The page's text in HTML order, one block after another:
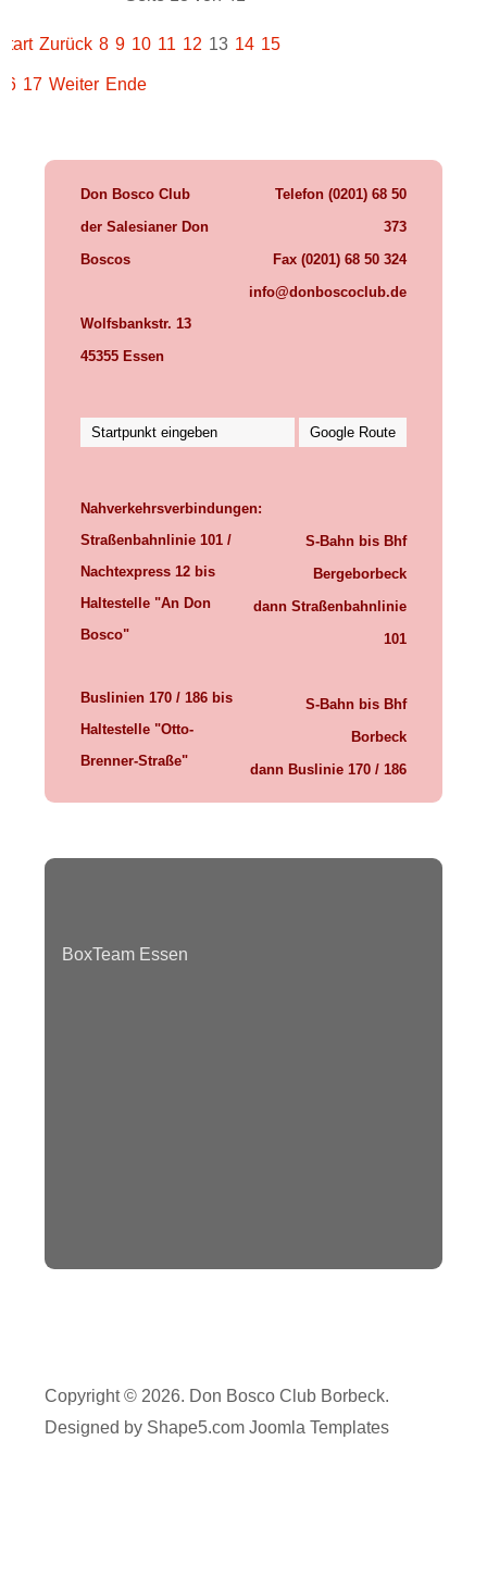
Zurück 8 9 10 11 12 13 14 15
17 Weiter Ende
Don Bosco Club
der Salesianer Don
Boscos
Wolfsbankstr. 13
45355 Essen
Telefon (0201) 68 50
373
Fax (0201) 68 50 324
info@donboscoclub.de
Nahverkehrsverbindungen:
Straßenbahnlinie 101 /
Nachtexpress 12 bis
Haltestelle "An Don
Bosco"
Buslinien 170 / 186 bis
Haltestelle "Otto-
Brenner-Straße"
S-Bahn bis Bhf
Bergeborbeck
dann Straßenbahnlinie
101
S-Bahn bis Bhf
Borbeck
dann Buslinie 170 / 186
BoxTeam Essen
Copyright © 2026. Don Bosco Club Borbeck.
Designed by Shape5.comJoomla Templates